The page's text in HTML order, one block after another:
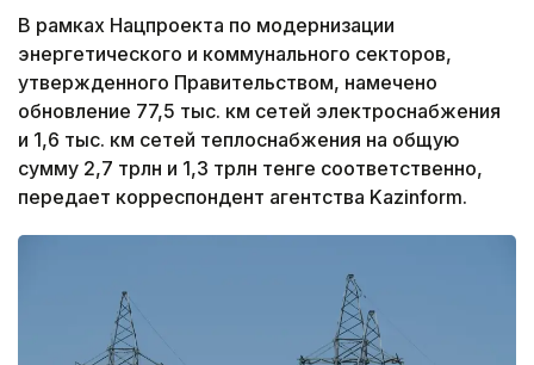
В рамках Нацпроекта по модернизации
энергетического и коммунального секторов,
утвержденного Правительством, намечено
обновление 77,5 тыс. км сетей электроснабжения
и 1,6 тыс. км сетей теплоснабжения на общую
сумму 2,7 трлн и 1,3 трлн тенге соответственно,
передает корреспондент агентства Kazinform.